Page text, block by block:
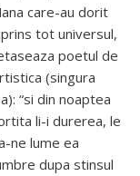
care-au dorit
tot universul,
poetul de
(singura
“si din noaptea
li-i durerea, le
ne lume ea
dupa stinsul